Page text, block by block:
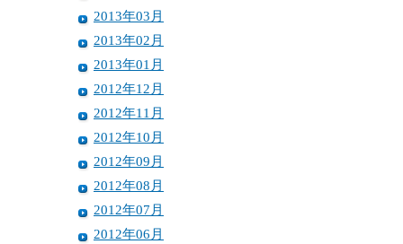
2013年03月
2013年02月
2013年01月
2012年12月
2012年11月
2012年10月
2012年09月
2012年08月
2012年07月
2012年06月